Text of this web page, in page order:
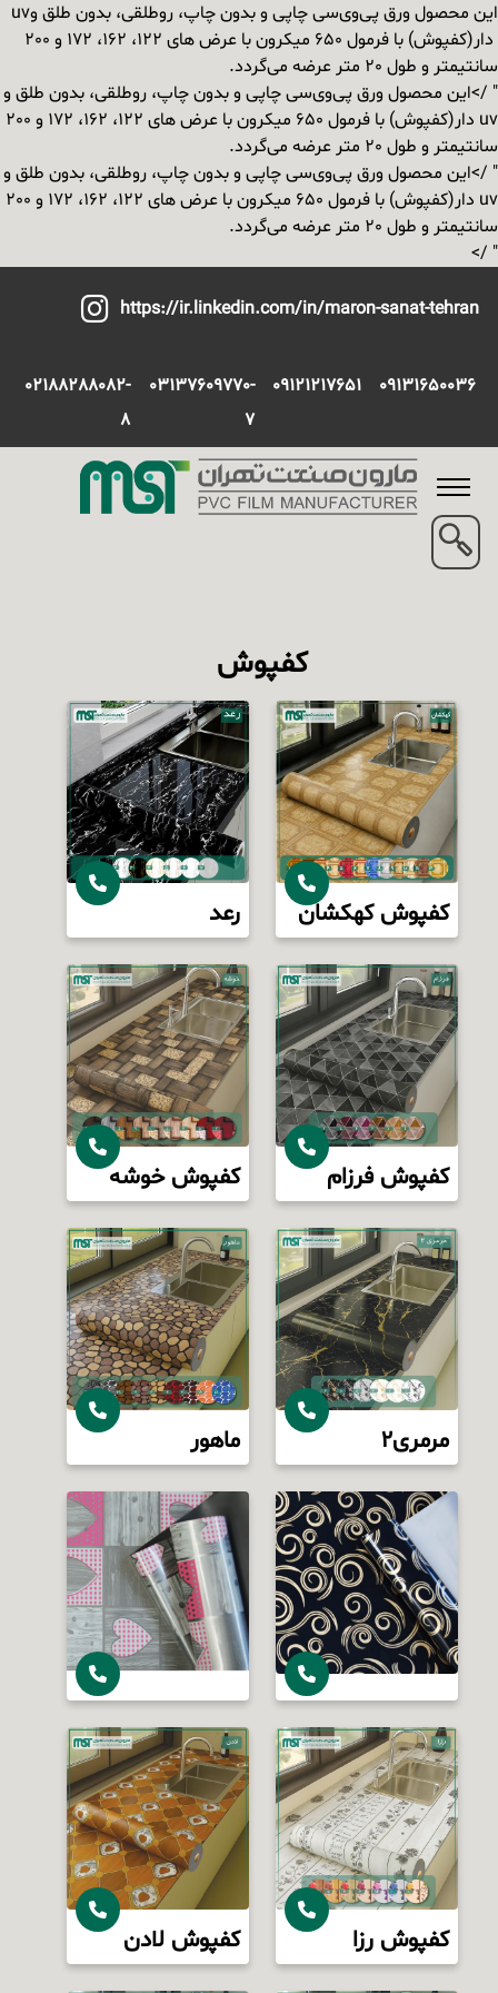
این محصول ورق پی‌وی‌سی چاپی و بدون چاپ، روطلقی، بدون طلق وuv
دار(کفپوش) با فرمول 650 میکرون با عرض های 122، 162، 172 و 200
سانتیمتر و طول 20 متر عرضه می‌گردد.
" />این محصول ورق پی‌وی‌سی چاپی و بدون چاپ، روطلقی، بدون طلق و
uv
دار(کفپوش) با فرمول 650 میکرون با عرض های 122، 162، 172 و 200
سانتیمتر و طول 20 متر عرضه می‌گردد.
" />این محصول ورق پی‌وی‌سی چاپی و بدون چاپ، روطلقی، بدون طلق و
uv
دار(کفپوش) با فرمول 650 میکرون با عرض های 122، 162، 172 و 200
سانتیمتر و طول 20 متر عرضه می‌گردد.
" />
https://ir.linkedin.com/in/maron-sanat-tehran
09131650036
09121217651
03137609770-
7
02188288082-
8
کفپوش
کفپوش کهکشان رعد
کفپوش فرزام کفپوش خوشه
مرمری2 ماهور
کفپوش رزا کفپوش لادن